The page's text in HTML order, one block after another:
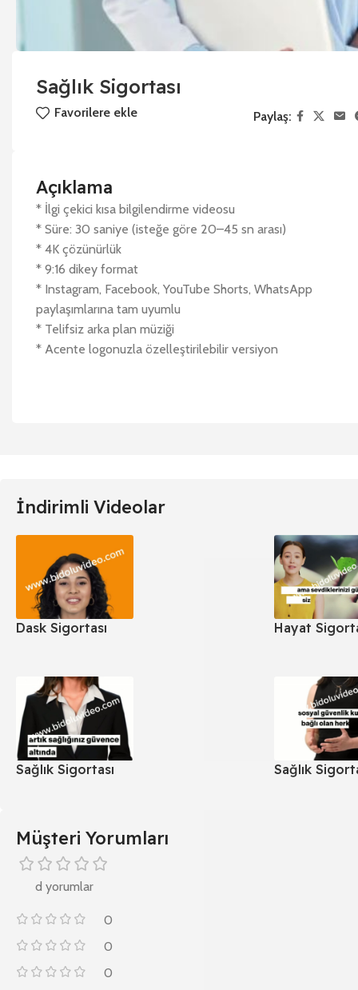
Sağlık Sigortası
Favorilere ekle Paylaş:
Açıklama
* İlgi çekici kısa bilgilendirme videosu
* Süre: 30 saniye (isteğe göre 20–45 sn arası)
* 4K çözünürlük
* 9:16 dikey format
* Instagram, Facebook, YouTube Shorts, WhatsApp
paylaşımlarına tam uyumlu
* Telifsiz arka plan müziği
* Acente logonuzla özelleştirilebilir versiyon
İndirimli Videolar
Dask Sigortası Hayat
Sağlık Sigortası Sağlık
Müşteri Yorumları
d yorumlar
0
0
0